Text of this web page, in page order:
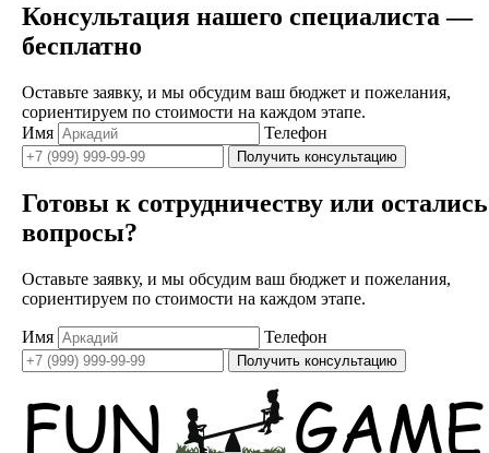
Консультация нашего специалиста —
бесплатно
Оставьте заявку, и мы обсудим ваш бюджет и пожелания,
сориентируем по стоимости на каждом этапе.
Имя
Телефон
Получить консультацию
Готовы к сотрудничеству или остались
вопросы?
Оставьте заявку, и мы обсудим ваш бюджет и пожелания,
сориентируем по стоимости на каждом этапе.
Имя Телефон
Получить консультацию